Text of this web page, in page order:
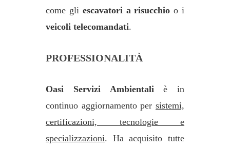
come gli escavatori a risucchio o i
veicoli telecomandati.
PROFESSIONALITÀ
Oasi Servizi Ambientaliè in
continuo aggiornamento per sistemi,
certificazioni, tecnologie e
specializzazioni. Ha acquisito tutte